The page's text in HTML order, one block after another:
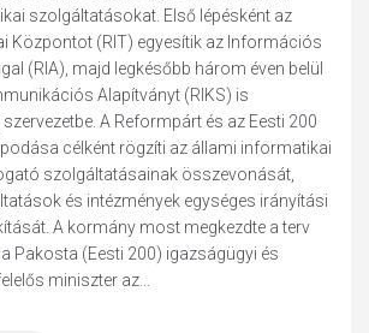
szolgáltatásokat. Első lépésként az
Központot (RIT) egyesítik az Információs
(RIA), majd legkésőbb három éven belül
Alapítványt (RIKS) is
A Reformpárt és az Eesti 200
célként rögzíti az állami informatikai
szolgáltatásainak összevonását,
és intézmények egységes irányítási
A kormány most megkezdte a terv
Pakosta (Eesti 200) igazságügyi és
miniszter az...